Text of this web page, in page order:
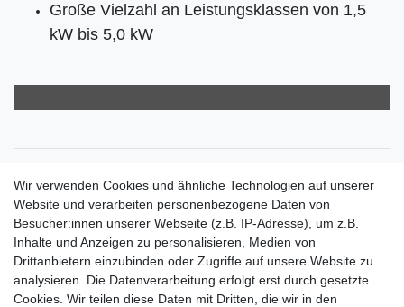
Große Vielzahl an Leistungsklassen von 1,5
kW bis 5,0 kW
Versandkosten
Der Weg zur eigenen Klimaanlage
Inbetriebnahme & Serviceleistungen
Für Interessierte aus der Schweiz
Klimaanlage = Wärmepumpe
Hilfe
Wir verwenden Cookies und ähnliche Technologien auf unserer
Website und verarbeiten personenbezogene Daten von
Besucher:innen unserer Webseite (z.B. IP-Adresse), um z.B.
Inhalte und Anzeigen zu personalisieren, Medien von
Drittanbietern einzubinden oder Zugriffe auf unsere Website zu
analysieren. Die Datenverarbeitung erfolgt erst durch gesetzte
Cookies. Wir teilen diese Daten mit Dritten, die wir in den